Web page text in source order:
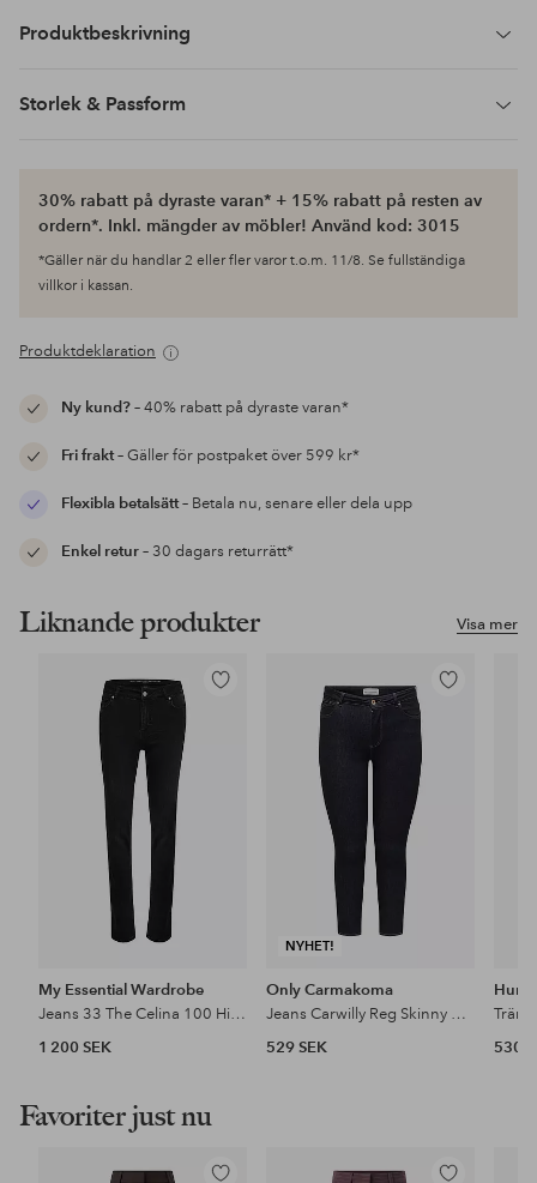
Produktbeskrivning
Storlek & Passform
30% rabatt på dyraste varan* + 15% rabatt på resten av
ordern*. Inkl. mängder av möbler! Använd kod: 3015
*Gäller när du handlar 2 eller fler varor t.o.m. 11/8. Se fullständiga
villkor i kassan.
Produktdeklaration
Ny kund?– 40% rabatt på dyraste varan*
Fri frakt– Gäller för postpaket över 599 kr*
Flexibla betalsätt– Betala nu, senare eller dela upp
Enkel retur– 30 dagars returrätt*
Visa mer
Liknande produkter
Lägg
My Essential Wardrobe
Jeans 33 The Celina 100 High Straight Y
1 200 SEK
NYHET!
Lägg
Only Carmakoma
Jeans Carwilly Reg Skinny Ank Dnm Box Noo
529 SEK
530
Favoriter just nu